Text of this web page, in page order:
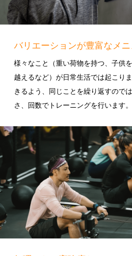
バリエーションが豊富なメ
様々なこと（重い荷物を持つ、子供
越えるなど）が日常生活では起こり
きるよう、同じことを繰り返すので
さ、回数でトレーニングを行います。